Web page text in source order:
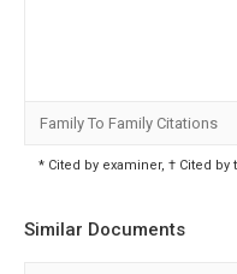
Family To Family Citations
* Cited by examiner, † Cited
Similar Documents